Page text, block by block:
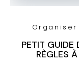
PETIT GUIDE
RÈGLES